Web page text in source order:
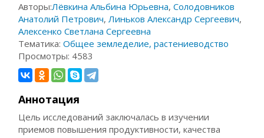
Авторы:Лёвкина Альбина Юрьевна,Солодовников
Анатолий Петрович,Линьков Александр Сергеевич,
Алексенко Светлана Сергеевна
Тематика:Общее земледелие, растениеводство
Просмотры: 4583
Аннотация
Цель исследований заключалась в изучении
приемов повышения продуктивности, качества